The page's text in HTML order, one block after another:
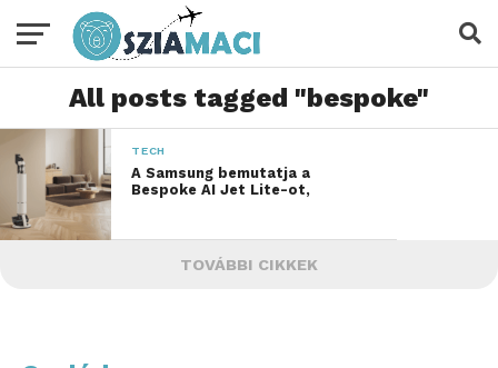
All posts tagged "bespoke"
TECH
A Samsung bemutatja a
Bespoke AI Jet Lite-ot,
TOVÁBBI CIKKEK